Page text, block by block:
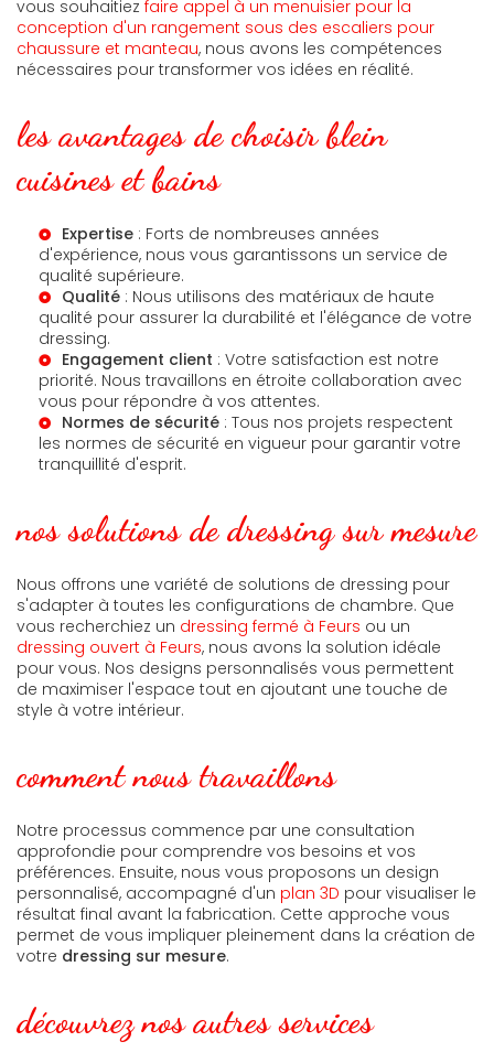
vous souhaitiez faire appel à un menuisier pour la
conception d'un rangement sous des escaliers pour
chaussure et manteau, nous avons les compétences
nécessaires pour transformer vos idées en réalité.
les avantages de choisir blein
cuisines et bains
Expertise : Forts de nombreuses années
d'expérience, nous vous garantissons un service de
qualité supérieure.
Qualité : Nous utilisons des matériaux de haute
qualité pour assurer la durabilité et l'élégance de votre
dressing.
Engagement client : Votre satisfaction est notre
priorité. Nous travaillons en étroite collaboration avec
vous pour répondre à vos attentes.
Normes de sécurité : Tous nos projets respectent
les normes de sécurité en vigueur pour garantir votre
tranquillité d'esprit.
nos solutions de dressing sur mesure
Nous offrons une variété de solutions de dressing pour
s'adapter à toutes les configurations de chambre. Que
vous recherchiez un dressing fermé à Feurs ou un
dressing ouvert à Feurs, nous avons la solution idéale
pour vous. Nos designs personnalisés vous permettent
de maximiser l'espace tout en ajoutant une touche de
style à votre intérieur.
comment nous travaillons
Notre processus commence par une consultation
approfondie pour comprendre vos besoins et vos
préférences. Ensuite, nous vous proposons un design
personnalisé, accompagné d'un plan 3D pour visualiser le
résultat final avant la fabrication. Cette approche vous
permet de vous impliquer pleinement dans la création de
votre dressing sur mesure.
découvrez nos autres services